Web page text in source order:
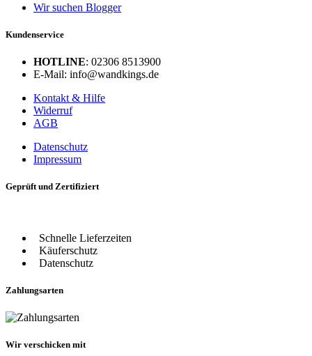
Wir suchen Blogger
Kundenservice
HOTLINE: 02306 8513900
E-Mail: info@wandkings.de
Kontakt & Hilfe
Widerruf
AGB
Datenschutz
Impressum
Geprüft und Zertifiziert
Schnelle Lieferzeiten
Käuferschutz
Datenschutz
Zahlungsarten
Wir verschicken mit